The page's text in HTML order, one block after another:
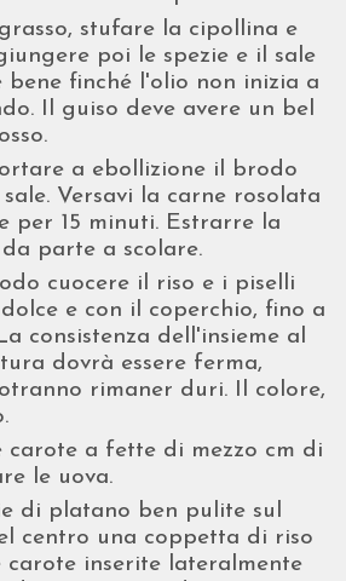
stufare la cipollina e
poi le spezie e il sale
bene finché l'olio non inizia a
Il guiso deve avere un bel
a ebollizione il brodo
Versavi la carne rosolata
per 15 minuti. Estrarre la
parte a scolare.
cuocere il riso e i piselli
e con il coperchio, fino a
consistenza dell'insieme al
dovrà essere ferma,
rimaner duri. Il colore,
carote a fette di mezzo cm di
le uova.
di platano ben pulite sul
centro una coppetta di riso
carote inserite lateralmente